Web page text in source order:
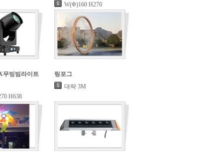
W(Φ)160 H270
무빙빔라이트
H638
링포그
대략 3M